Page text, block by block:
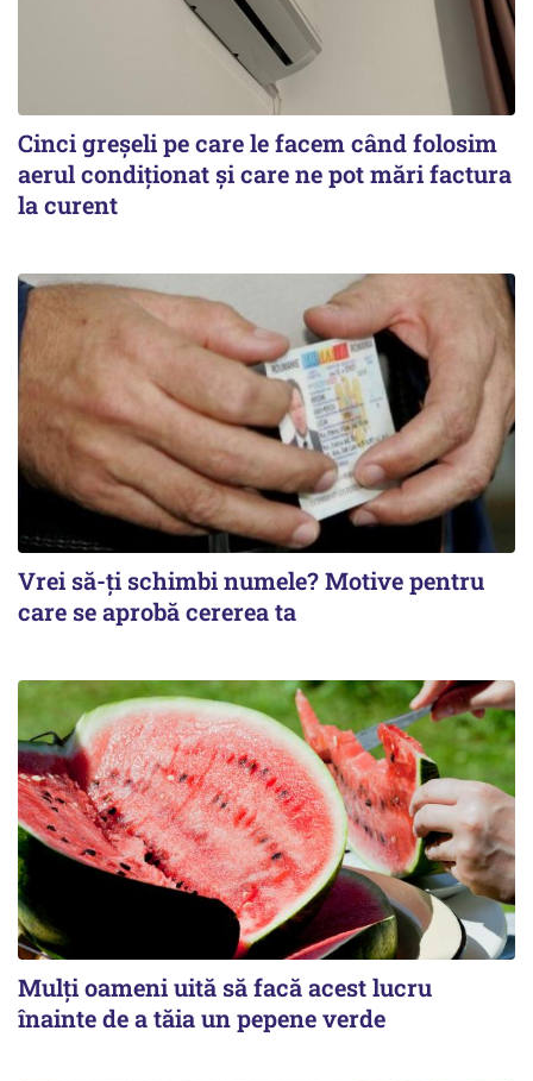
Cinci greșeli pe care le facem când folosim
aerul condiționat și care ne pot mări factura
la curent
Vrei să-ți schimbi numele? Motive pentru
care se aprobă cererea ta
Mulți oameni uită să facă acest lucru
înainte de a tăia un pepene verde